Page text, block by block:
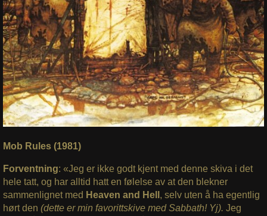
Mob Rules (1981)
Forventning: «Jeg er ikke godt kjent med denne skiva i det
hele tatt, og har alltid hatt en følelse av at den blekner
sammenlignet med Heaven and Hell , selv uten å ha egentlig
hørt den (dette er min favorittskive med Sabbath! Yj). Jeg